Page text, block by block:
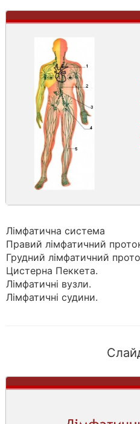
Лімфатична система
Правий лімфатичний
Грудний лімфатичний
Цистерна Пеккета.
Лімфатичні вузли.
Лімфатичні судини.